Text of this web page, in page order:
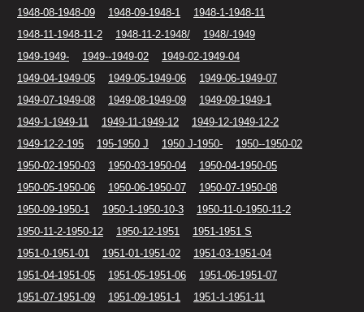
1948-08-1948-09
1948-09-1948-1
1948-1-1948-11
1948-11-1948-11-2
1948-11-2-1948/
1948/-1949
1949-1949-
1949--1949-02
1949-02-1949-04
1949-04-1949-05
1949-05-1949-06
1949-06-1949-07
1949-07-1949-08
1949-08-1949-09
1949-09-1949-1
1949-1-1949-11
1949-11-1949-12
1949-12-1949-12-2
1949-12-2-195
195-1950 J 1950 J-1950-
1950--1950-02
1950-02-1950-03
1950-03-1950-04
1950-04-1950-05
1950-05-1950-06
1950-06-1950-07
1950-07-1950-08
1950-09-1950-1
1950-1-1950-10-3
1950-11-0-1950-11-2
1950-11-2-1950-12
1950-12-1951
1951-1951 S
1951-0-1951-01
1951-01-1951-02
1951-03-1951-04
1951-04-1951-05
1951-05-1951-06
1951-06-1951-07
1951-07-1951-09
1951-09-1951-1
1951-1-1951-11